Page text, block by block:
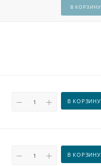
В КОРЗИНУ
В КОРЗИНУ
В КОРЗИНУ